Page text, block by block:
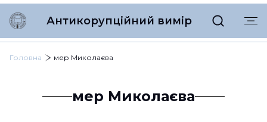
Антикорупційний вимір
Головна мер Миколаєва
мер Миколаєва